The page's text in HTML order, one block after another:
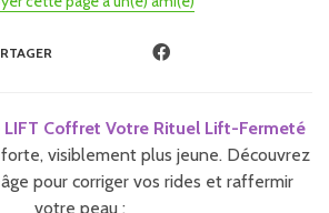
LIFT Coffret Votre Rituel Lift-Fermeté
visiblement plus jeune. Découvrez
pour corriger vos rides et raffermir
votre peau :